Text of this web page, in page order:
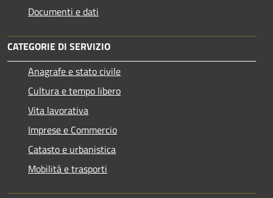
Documenti e dati
CATEGORIE DI SERVIZIO
Anagrafe e stato civile
Cultura e tempo libero
Vita lavorativa
Imprese e Commercio
Catasto e urbanistica
Mobilità e trasporti